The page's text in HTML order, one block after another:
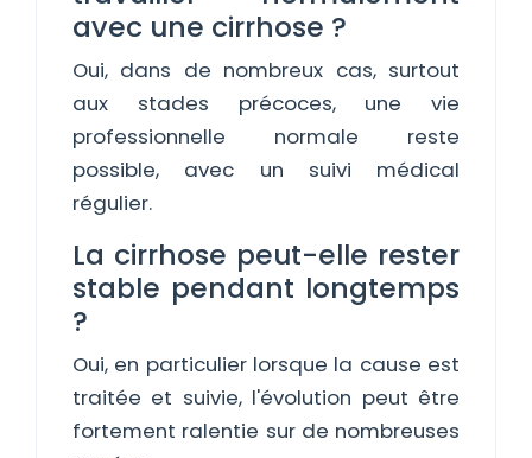
avec une cirrhose ?
Oui, dans de nombreux cas, surtout
aux stades précoces, une vie
professionnelle normale reste
possible, avec un suivi médical
régulier.
La cirrhose peut-elle rester
stable pendant longtemps
?
Oui, en particulier lorsque la cause est
traitée et suivie, l'évolution peut être
fortement ralentie sur de nombreuses